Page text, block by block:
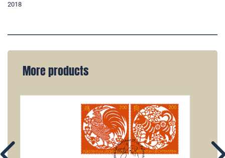
2018
More products